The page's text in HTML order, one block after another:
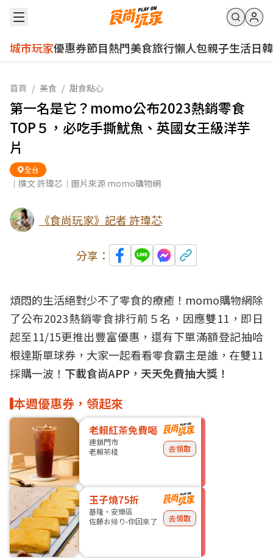
城市玩家優惠券節目熱門美食旅行懶人包親子生活日韓
首頁 / 美食 / 甜食點心
第一名是它？momo公布2023熱銷零食
TOP５，必吃手撕魷魚、英國女王級洋芋
片
全台
｜撰文 許瑋芯｜圖片來源 momo購物網
《食尚玩家》記者 許瑋芯
分享：
煩悶的生活絕對少不了零食的療癒！momo購物網除
了公布2023熱銷零食排行前５名，因應雙11，即日
起至11/15更推出豐富優惠，還有下單滿額登記抽哈
根達斯單球券，大家一起看看零食霸主是誰，在雙11
採購一波！ 下載食尚APP，天天免費抽大獎！
本週優惠券，領起來
老賴紅茶免費喝
連鎖門市
老賴茶棧
去領取
玉子燒75折
基隆・安樂區
佐藤お帰り-你回來了
去領取